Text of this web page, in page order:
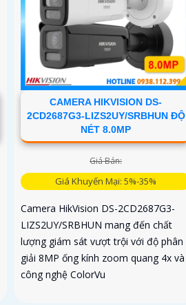
CAMERA HIKVISION DS-
2CD2687G3-LIZS2UY/SRBHUN ĐỘ
NÉT 8.0MP
Giá Bán:
Giá Khuyến Mại: 5%-35%
Camera HikVision DS-2CD2687G3-
LIZS2UY/SRBHUN mang đến chất
lượng giám sát vượt trội với độ phân
giải 8MP ống kính zoom quang 4x và
công nghệ ColorVu